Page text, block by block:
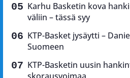
Karhu Basketin kova
väliin – tässä syy
KTP-Basket jysäytti –
Suomeen
KTP-Basketin uusin